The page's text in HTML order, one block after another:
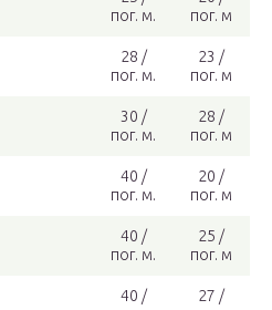
пог. м.
пог. м
28 /
пог. м.
23 /
пог. м
30 /
пог. м.
28 /
пог. м
40 /
пог. м.
20 /
пог. м
40 /
пог. м.
25 /
пог. м
40 /
27 /